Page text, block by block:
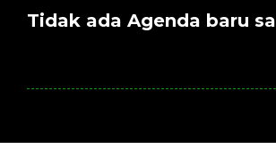
Tidak ada Agenda baru